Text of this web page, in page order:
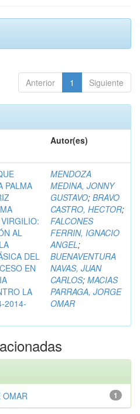
Anterior 1 Siguiente
Autor(es)
PALMA
AL
DEL
EN
LA
2014-
MENDOZA
MEDINA, JONNY
GUSTAVO; BRAVO
CASTRO, HECTOR;
FALCONES
FERRIN, IGNACIO
ANGEL;
BUENAVENTURA
NAVAS, JUAN
CARLOS; MACIAS
PARRAGA, JORGE
OMAR
1
OMAR